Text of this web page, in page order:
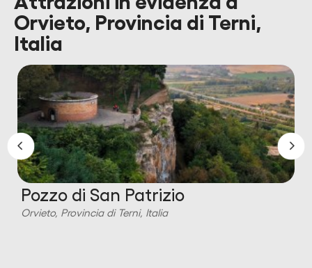
Orvieto, Provincia di Terni,
Italia
Pozzo di San Patrizio
Orvieto, Provincia di Terni, Italia